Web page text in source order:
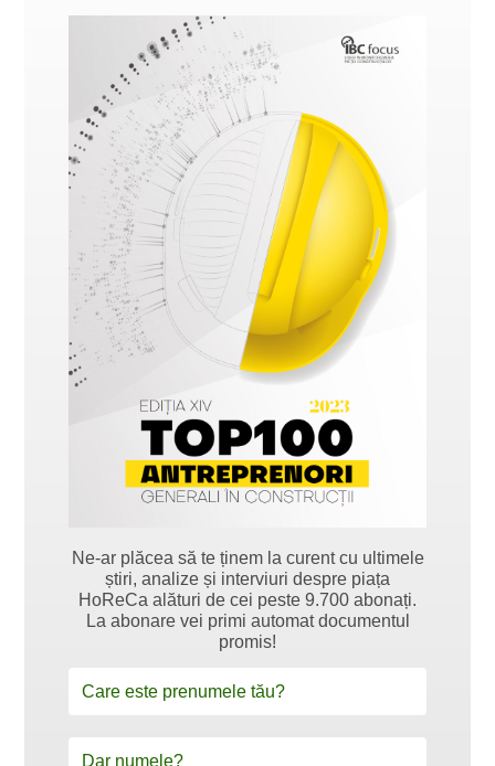
Ne-ar plăcea să te ținem la curent cu ultimele
știri, analize și interviuri despre piața
HoReCa alături de cei peste 9.700 abonați.
La abonare vei primi automat documentul
promis!